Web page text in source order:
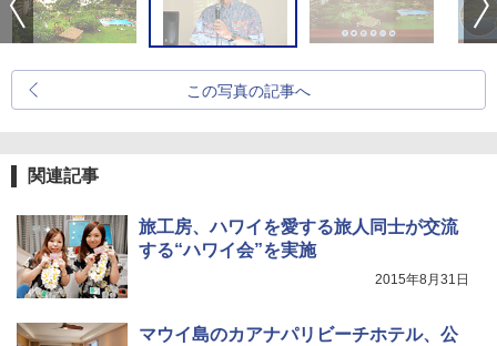
この写真の記事へ
関連記事
旅工房、ハワイを愛する旅人同士が交流
する“ハワイ会”を実施
2015年8月31日
マウイ島のカアナパリビーチホテル、公